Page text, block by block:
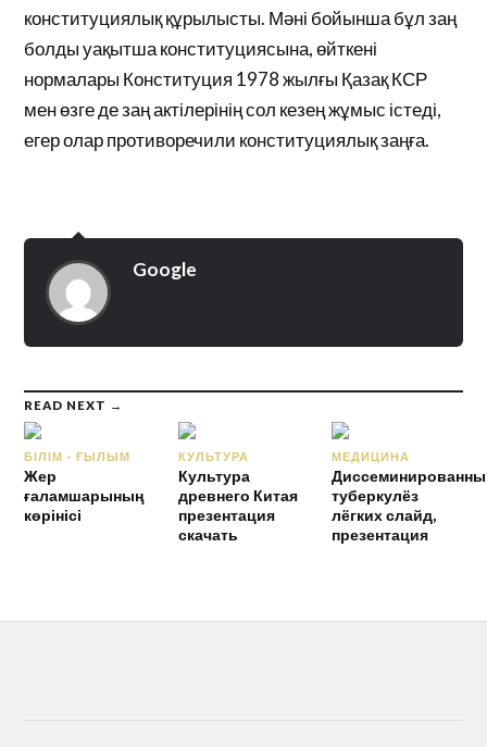
конституциялық құрылысты. Мәні бойынша бұл заң
болды уақытша конституциясына, өйткені
нормалары Конституция 1978 жылғы Қазақ КСР
мен өзге де заң актілерінің сол кезең жұмыс істеді,
егер олар противоречили конституциялық заңға.
Google
READ NEXT →
БІЛІМ - ҒЫЛЫМ
Жер
ғаламшарының
көрінісі
КУЛЬТУРА
Культура
древнего Китая
презентация
скачать
МЕДИЦИНА
туберкулёз
лёгких слайд,
презентация